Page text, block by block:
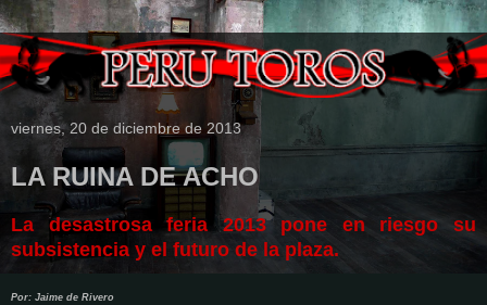
viernes, 20 de diciembre de 2013
LA RUINA DE ACHO
La desastrosa feria 2013 pone en riesgo su
subsistencia y el futuro de la plaza.
Por: Jaime de Rivero